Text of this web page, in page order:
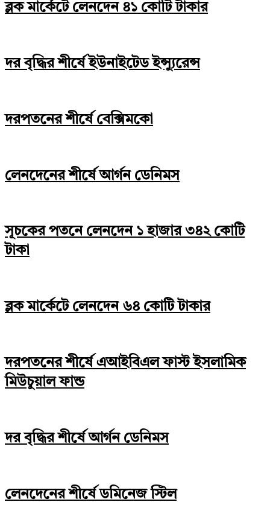
ব্লক মার্কেটে লেনদেন ৪১ কোটি টাকার
দর বৃদ্ধির শীর্ষে ইউনাইটেড ইন্স্যুরেন্স
দরপতনের শীর্ষে বেক্সিমকো
লেনদেনের শীর্ষে আর্গন ডেনিমস
সূচকের পতনে লেনদেন ১ হাজার ৩৪২ কোটি
টাকা
ব্লক মার্কেটে লেনদেন ৬৪ কোটি টাকার
দরপতনের শীর্ষে এআইবিএল ফাস্ট ইসলামিক
মিউচুয়াল ফান্ড
দর বৃদ্ধির শীর্ষে আর্গন ডেনিমস
লেনদেনের শীর্ষে ডমিনেজ স্টিল